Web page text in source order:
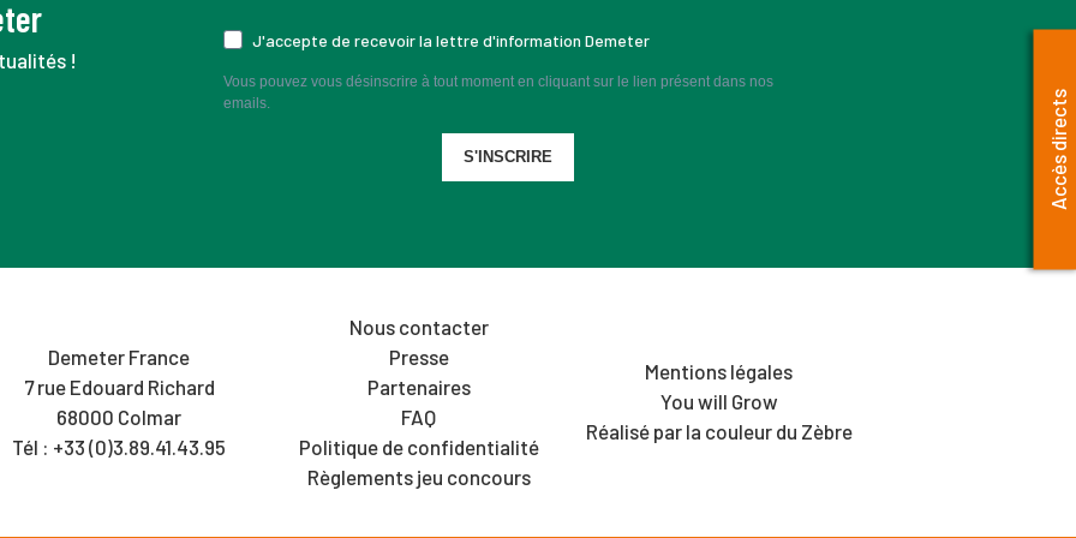
!
J'accepte de recevoir la lettre d'information Demeter
Vous pouvez vous désinscrire à tout moment en cliquant sur le lien présent dans nos
emails.
S'INSCRIRE
Demeter France
7 rue Edouard Richard
68000 Colmar
Tél : +33 (0)3.89.41.43.95
Nous contacter
Presse
Partenaires
FAQ
Politique de confidentialité
Règlements jeu concours
Mentions légales
You will Grow
Réalisé par la couleur du Zèbre
Accès directs